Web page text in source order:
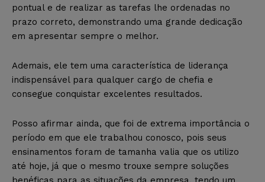
pontual e de realizar as tarefas lhe ordenadas no
prazo correto, demonstrando uma grande dedicação
em apresentar sempre o melhor.
Ademais, ele tem uma característica de liderança
indispensável para qualquer cargo de chefia e
consegue conquistar excelentes resultados.
Posso afirmar ainda, que foi de extrema importância o
período em que ele trabalhou conosco, pois seus
ensinamentos foram de tamanha valia que os utilizo
até hoje, já que o mesmo trouxe sempre soluções